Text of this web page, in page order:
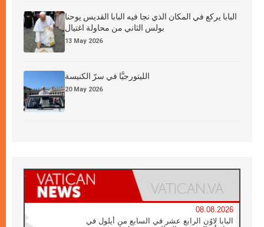
البابا يركع في المكان الذي نجا فيه البابا القديس يوحنا
بولس الثاني من محاولة اغتيال
13 May 2026
الليتورجيَّا في سرّ الكنيسة
20 May 2026
08.08.2026
البابا لاوُن الرابع عشر في السابع من أيلول في